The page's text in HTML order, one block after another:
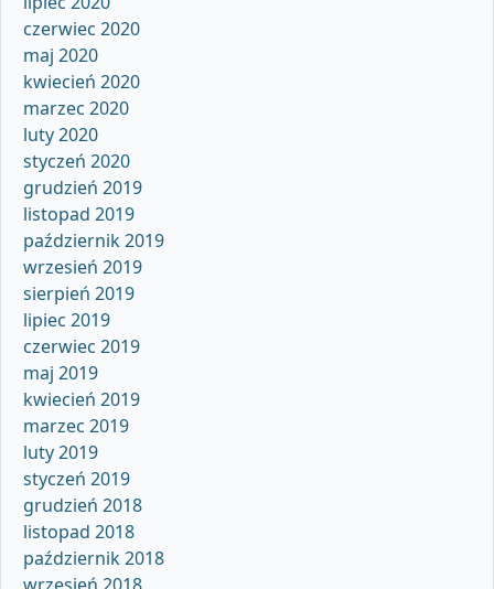
czerwiec 2020
maj 2020
kwiecień 2020
marzec 2020
luty 2020
styczeń 2020
grudzień 2019
listopad 2019
październik 2019
wrzesień 2019
sierpień 2019
lipiec 2019
czerwiec 2019
maj 2019
kwiecień 2019
marzec 2019
luty 2019
styczeń 2019
grudzień 2018
listopad 2018
październik 2018